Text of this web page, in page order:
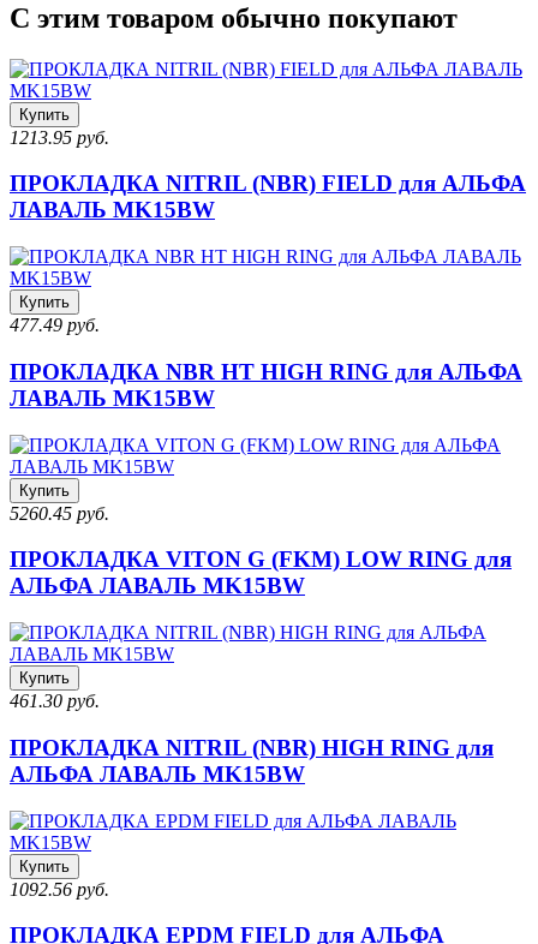
С этим товаром обычно покупают
Купить
1213.95 руб.
ПРОКЛАДКА NITRIL (NBR) FIELD для АЛЬФА
ЛАВАЛЬ MK15BW
Купить
477.49 руб.
ПРОКЛАДКА NBR HT HIGH RING для АЛЬФА
ЛАВАЛЬ MK15BW
Купить
5260.45 руб.
ПРОКЛАДКА VITON G (FKM) LOW RING для
АЛЬФА ЛАВАЛЬ MK15BW
Купить
461.30 руб.
ПРОКЛАДКА NITRIL (NBR) HIGH RING для
АЛЬФА ЛАВАЛЬ MK15BW
Купить
1092.56 руб.
ПРОКЛАДКА EPDM FIELD для АЛЬФА